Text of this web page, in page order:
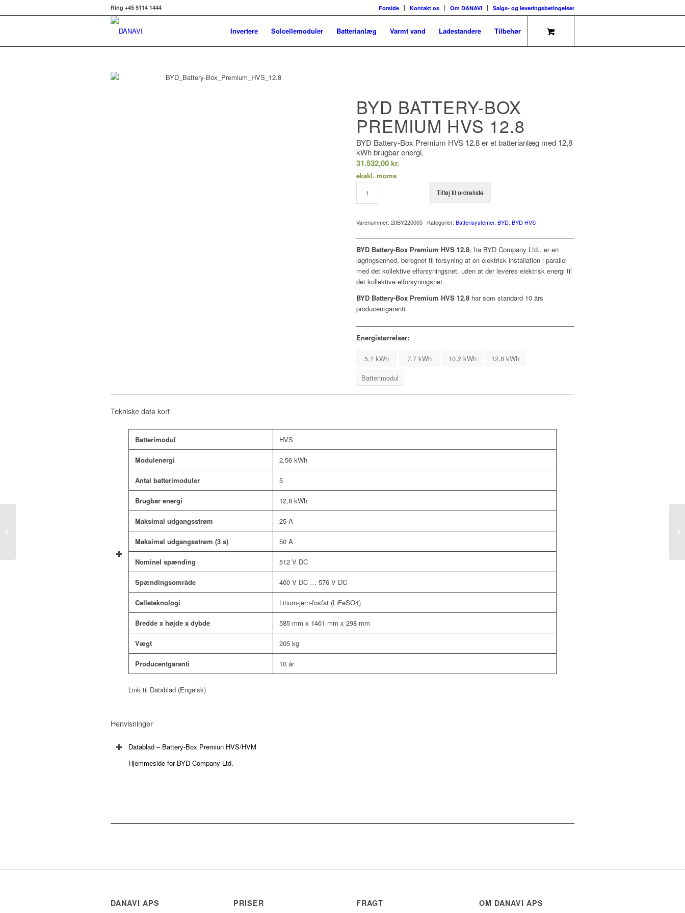
Forside Kontakt os Om DANAVI Salgs- og leveringsbetingelser
Ring +45 5114 1444
Invertere Solcellemoduler Batterianlæg Varmt vand Ladestandere Tilbehør
BYD BATTERY-BOX
PREMIUM HVS 12.8
BYD Battery-Box Premium HVS 12.8 er et batterianlæg med 12,8
kWh brugbar energi.
31.532,00 kr.
ekskl. moms
Tilføj til ordreliste
Varenummer:20BY220005 Kategorier:Batterisystemer,BYD,BYD HVS
BYD Battery-Box Premium HVS 12.8, fra BYD Company Ltd., er en
lagringsenhed, beregnet til forsyning af en elektrisk installation i parallel
med det kollektive elforsyningsnet, uden at der leveres elektrisk energi til
det kollektive elforsyningsnet.
BYD Battery-Box Premium HVS 12.8 har som standard 10 års
producentgaranti.
Energistørrelser:
5,1 kWh 7,7 kWh 10,2 kWh
12,8 kWh
Batterimodul
Tekniske data kort
Batterimodul HVS
Modulenergi 2,56 kWh
Antal batterimoduler 5
Brugbar energi 12,8 kWh
Maksimal udgangsstrøm 25 A
Maksimal udgangsstrøm (3 s) 50 A
Nominel spænding 512 V DC
Spændingsområde 400 V DC … 576 V DC
Celleteknologi Litium-jern-fosfat (LiFeSO4)
Bredde x højde x dybde 585 mm x 1461 mm x 298 mm
Vægt 205 kg
Producentgaranti 10 år
Link til Datablad (Engelsk)
Henvisninger
Datablad – Battery-Box Premiun HVS/HVM
Hjemmeside for BYD Company Ltd.
DANAVI APS PRISER FRAGT OM DANAVI APS